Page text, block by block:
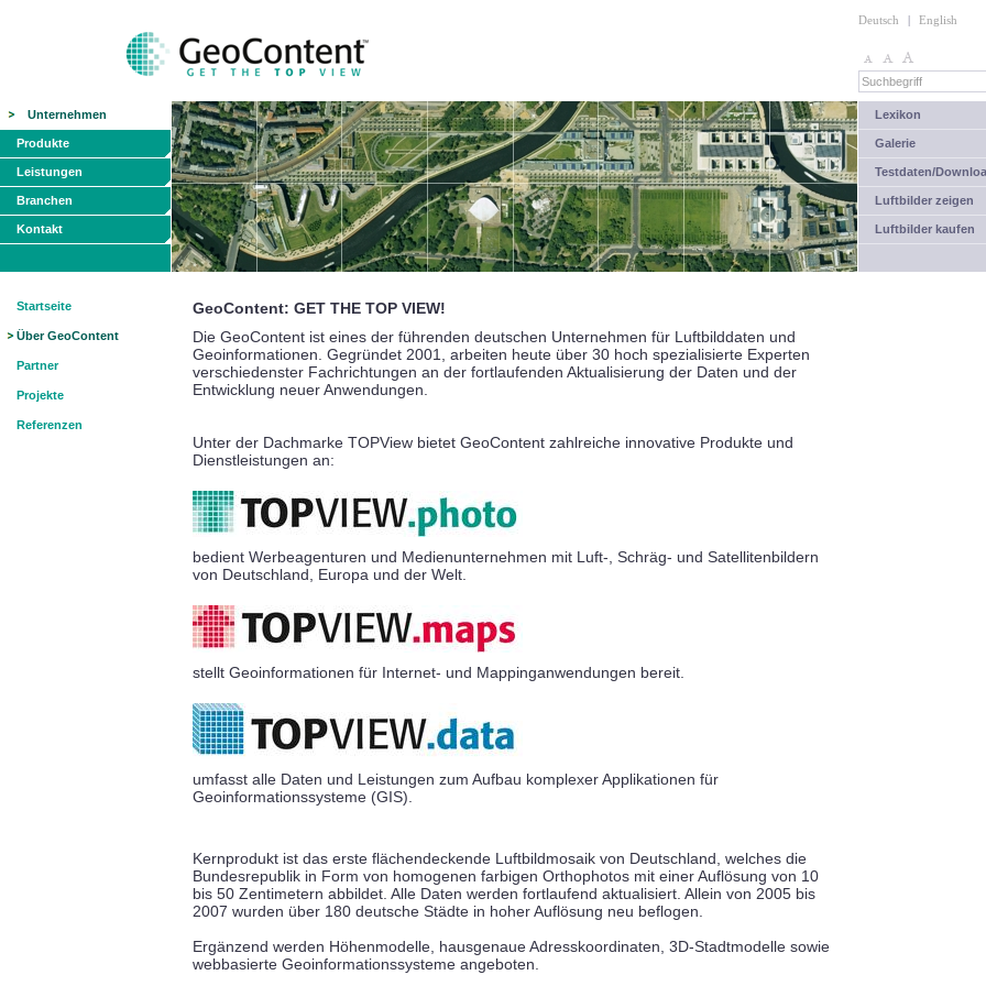
Deutsch | English
Unternehmen
Produkte
Leistungen
Branchen
Kontakt
Lexikon
Galerie
Testdaten/
Luftbilder zeigen
Luftbilder kaufen
Startseite
Über GeoContent
Partner
Projekte
Referenzen
GeoContent: GET THE TOP VIEW!
Die GeoContent ist eines der führenden deutschen Unternehmen für Luftbilddaten und
Geoinformationen. Gegründet 2001, arbeiten heute über 30 hoch spezialisierte Experten
verschiedenster Fachrichtungen an der fortlaufenden Aktualisierung der Daten und der
Entwicklung neuer Anwendungen.
Unter der Dachmarke TOPView bietet GeoContent zahlreiche innovative Produkte und
Dienstleistungen an:
bedient Werbeagenturen und Medienunternehmen mit Luft-, Schräg- und Satellitenbildern
von Deutschland, Europa und der Welt.
stellt Geoinformationen für Internet- und Mappinganwendungen bereit.
umfasst alle Daten und Leistungen zum Aufbau komplexer Applikationen für
Geoinformationssysteme (GIS).
Kernprodukt ist das erste flächendeckende Luftbildmosaik von Deutschland, welches die
Bundesrepublik in Form von homogenen farbigen Orthophotos mit einer Auflösung von 10
bis 50 Zentimetern abbildet. Alle Daten werden fortlaufend aktualisiert. Allein von 2005 bis
2007 wurden über 180 deutsche Städte in hoher Auflösung neu beflogen.
Ergänzend werden Höhenmodelle, hausgenaue Adresskoordinaten, 3D-Stadtmodelle sowie
webbasierte Geoinformationssysteme angeboten.